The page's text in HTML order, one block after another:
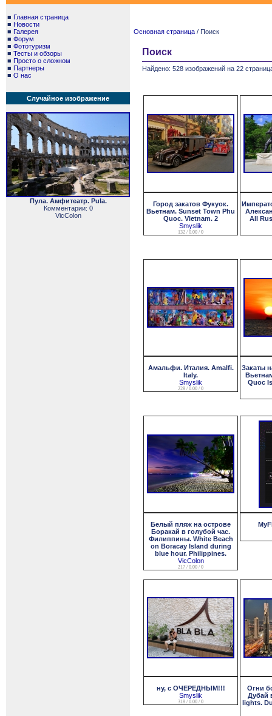
■ Главная страница
■ Новости
■ Галерея
■ Форум
■ Фототуризм
■ Тесты и обзоры
■ Просто о сложном
■ Партнеры
■ О нас
Случайное изображение
Пула. Амфитеатр. Pula.
Комментарии: 0
VicColon
Основная страница / Поиск
Поиск
Найдено: 528 изображений на 22
Город закатов Фукуок.
Вьетнам. Sunset Town Phu
Quoc. Vietnam. 2
Smyslik
132 / 0.00 / 0
All
Амальфи. Италия. Amalfi.
Italy.
Smyslik
228 / 0.00 / 0
Закаты
Quoc
Белый пляж на острове
Боракай в голубой час.
Филиппины. White Beach
on Boracay Island during
blue hour. Philippines.
VicColon
217 / 0.00 / 0
ну, с ОЧЕРЕДНЫМ!!!
Smyslik
318 / 0.00 / 0
Огни
Дубай
lights.